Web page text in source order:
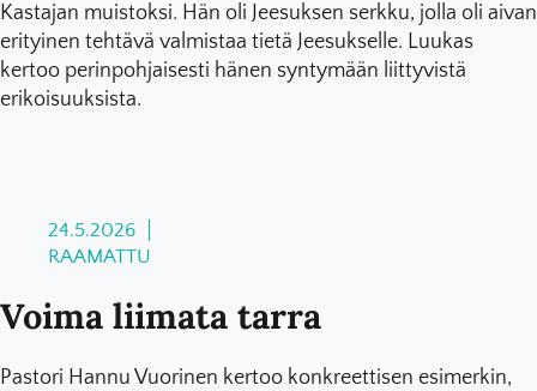
Kastajan muistoksi. Hän oli Jeesuksen serkku, jolla oli aivan
erityinen tehtävä valmistaa tietä Jeesukselle. Luukas
kertoo perinpohjaisesti hänen syntymään liittyvistä
erikoisuuksista.
24.5.2026
RAAMATTU
Voima liimata tarra
Pastori Hannu Vuorinen kertoo konkreettisen esimerkin,